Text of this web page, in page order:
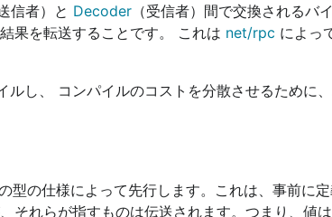
送信者）と Decoder （受信者）間で交換されるバ
果を転送することです。 これは net/rpc によっ
し、 コンパイルのコストを分散させるために
の仕様によって先行します。これは、事前に
それらが指すものは伝送されます。つまり、値